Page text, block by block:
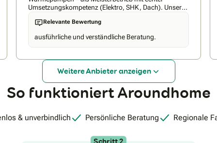
Umsetzungskompetenz (Elektro, SHK, Dach). Unser
Anspruch: ein durchdachtes Gesamtsystem statt
Insellösungen. Dafür verbinden wir Entwicklung und
bewusst auf ausschließlich Geräte aus unserem
Portfolio auf höchstem technologischem Niveau, die
integriertes Ökosystem aus PV, Speicher, Wallbox,
Wärmepumpe und intelligentem Energiemanagement
(inkl. App/Connectivity) – ergänzt auf Wunsch um
passende Tarif- bzw. Stromlösungen wie COPPEN
Strom. 2) Verbindliche Umsetzung – von der
Anlage Hinter COPPEN steht ein Team von über 200
Mitarbeitenden – darunter Meister, Techniker und
Das macht uns schnell, zuverlässig und vor allem
Relevante Bewertung
ausführliche und verständliche Beratung.
Weitere Anbieter anzeigen
So funktioniert Aroundhome
& unverbindlich Persönliche Beratung Regionale